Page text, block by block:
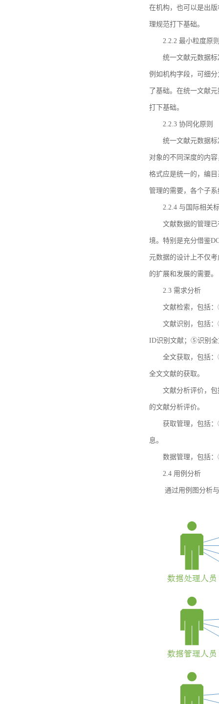
在机构，也可以是出
理规范打下基础。
2.2.2 最小粒度原
统一文献元数据
例如机构字段，可细
了基础。在统一文献
打下基础。
2.2.3 协同化原则
统一文献元数据
对象的不同深度的内
格式应是统一的，编
管理的需要，各个子
2.2.4 与国际相关
文献数据的管理
境。特别是充分借鉴
元数据的设计上不仅
的扩展和发展的需要。
2.3 需求分析
文献检索，包括
文献识别，包括
ID识别文献；⑤识别全
全文获取，包括
全文文献的获取。
文献分析评价，
的文献分析评价。
获取管理，包括
息。
数据管理，包括
2.4 用例分析
通过用例图分析